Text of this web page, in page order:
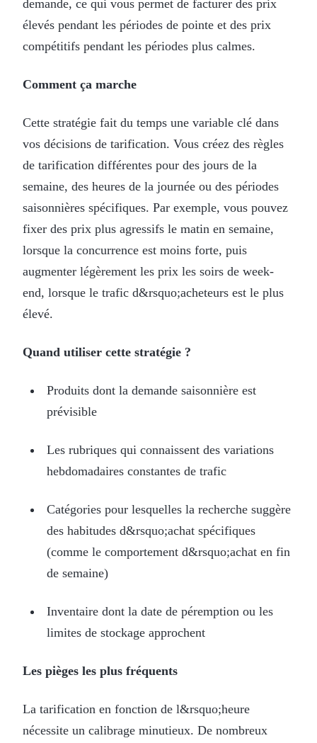
demande, ce qui vous permet de facturer des prix
élevés pendant les périodes de pointe et des prix
compétitifs pendant les périodes plus calmes.
Comment ça marche
Cette stratégie fait du temps une variable clé dans
vos décisions de tarification. Vous créez des règles
de tarification différentes pour des jours de la
semaine, des heures de la journée ou des périodes
saisonnières spécifiques. Par exemple, vous pouvez
fixer des prix plus agressifs le matin en semaine,
lorsque la concurrence est moins forte, puis
augmenter légèrement les prix les soirs de week-
end, lorsque le trafic d&rsquo;acheteurs est le plus
élevé.
Quand utiliser cette stratégie ?
Produits dont la demande saisonnière est
prévisible
Les rubriques qui connaissent des variations
hebdomadaires constantes de trafic
Catégories pour lesquelles la recherche suggère
des habitudes d&rsquo;achat spécifiques
(comme le comportement d&rsquo;achat en fin
de semaine)
Inventaire dont la date de péremption ou les
limites de stockage approchent
Les pièges les plus fréquents
La tarification en fonction de l&rsquo;heure
nécessite un calibrage minutieux. De nombreux